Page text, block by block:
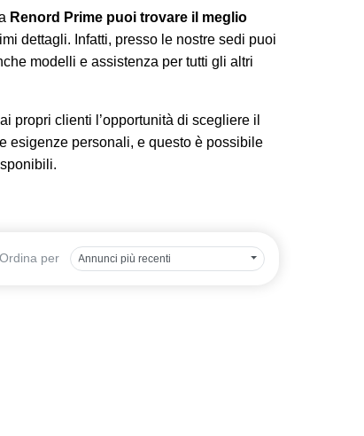
Renord Prime puoi trovare il meglio
dettagli. Infatti, presso le nostre sedi puoi
modelli e assistenza per tutti gli altri
propri clienti l’opportunità di scegliere il
esigenze personali, e questo è possibile
Ordina per Annunci più recenti